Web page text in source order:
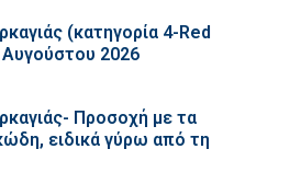
(κατηγορία 4-Red
2026
Προσοχή με τα
ειδικά γύρω από τη